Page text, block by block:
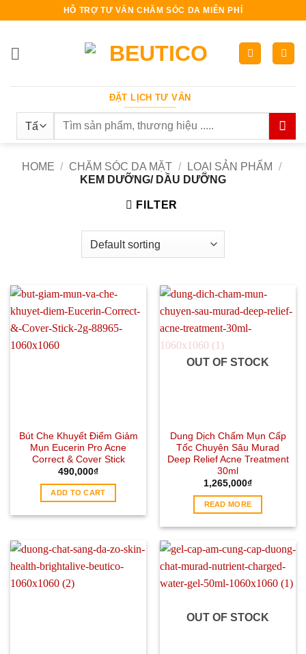
dung
HỖ TRỢ TƯ VẤN CHĂM SÓC DA MIỄN PHÍ
ĐẶT LỊCH TƯ VẤN
Search
HOME / CHĂM SÓC DA MẶT / LOẠI SẢN PHẨM
/
KEM DƯỠNG/ DẦU DƯỠNG
FILTER
Bút Che Khuyết Điểm Giảm
Mụn Eucerin Pro Acne
Correct & Cover Stick
490,000₫
ADD TO CART
OUT OF STOCK
Dung Dịch Chấm Mụn Cấp
Tốc Chuyên Sâu Murad
Deep Relief Acne Treatment
30ml
1,265,000₫
READ MORE
OUT OF STOCK